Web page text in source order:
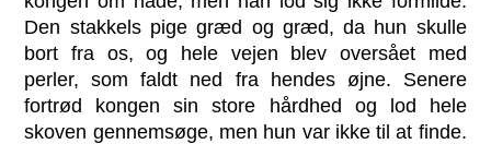
Den stakkels pige græd og græd, da hun skulle
bort fra os, og hele vejen blev oversået med
perler, som faldt ned fra hendes øjne. Senere
fortrød kongen sin store hårdhed og lod hele
skoven gennemsøge, men hun var ikke til at finde.